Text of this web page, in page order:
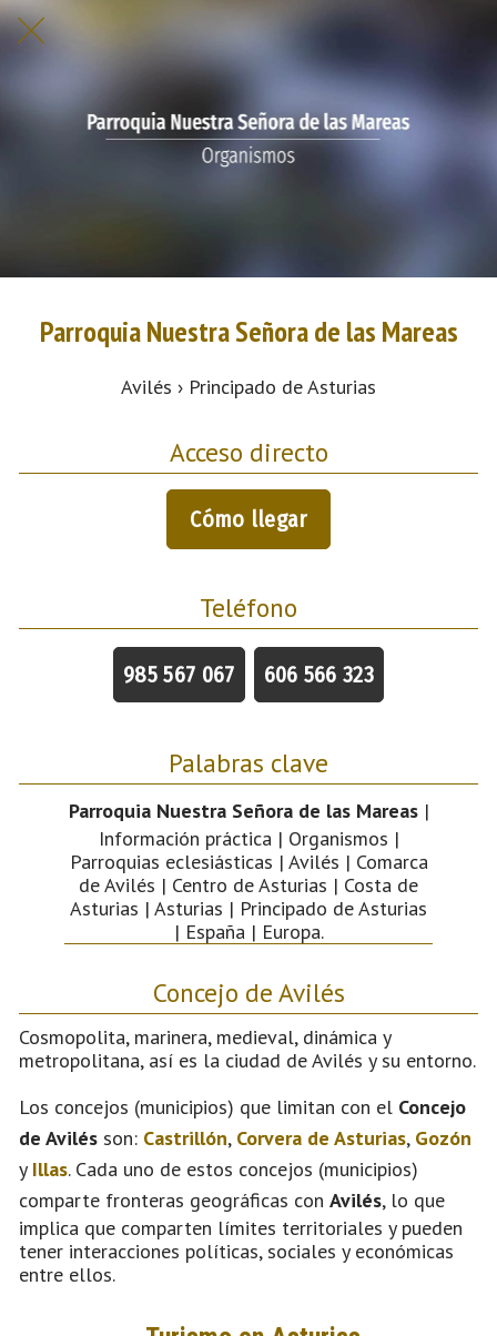
Parroquia Nuestra Señora de las Mareas
Avilés › Principado de Asturias
Acceso directo
Cómo llegar
Teléfono
985 567 067 606 566 323
Palabras clave
Parroquia Nuestra Señora de las Mareas|
Información práctica | Organismos |
Parroquias eclesiásticas | Avilés | Comarca
de Avilés | Centro de Asturias | Costa de
Asturias | Asturias | Principado de Asturias
| España | Europa.
Concejo de Avilés
Cosmopolita, marinera, medieval, dinámica y
metropolitana, así es la ciudad de Avilés y su entorno.
Los concejos (municipios) que limitan con el Concejo
de Avilés son: Castrillón, Corvera de Asturias, Gozón
y Illas. Cada uno de estos concejos (municipios)
comparte fronteras geográficas con Avilés, lo que
implica que comparten límites territoriales y pueden
tener interacciones políticas, sociales y económicas
entre ellos.